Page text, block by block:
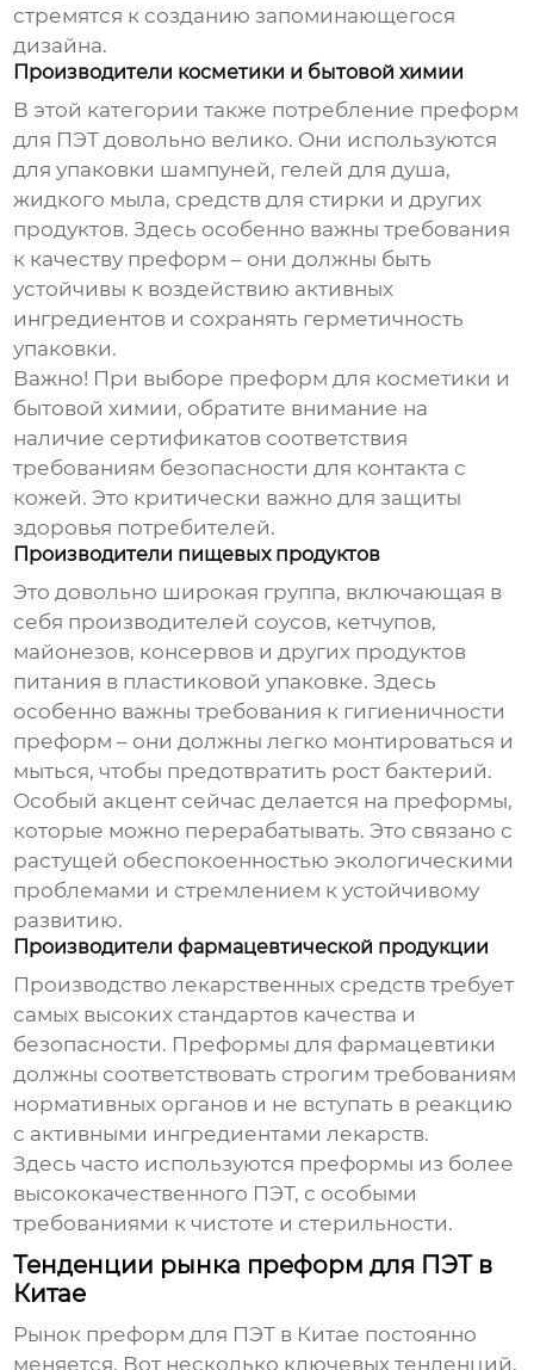
стремятся к созданию запоминающегося
дизайна.
Производители косметики и бытовой химии
В этой категории также потребление преформ
для ПЭТ довольно велико. Они используются
для упаковки шампуней, гелей для душа,
жидкого мыла, средств для стирки и других
продуктов. Здесь особенно важны требования
к качеству преформ – они должны быть
устойчивы к воздействию активных
ингредиентов и сохранять герметичность
упаковки.
Важно! При выборе преформ для косметики и
бытовой химии, обратите внимание на
наличие сертификатов соответствия
требованиям безопасности для контакта с
кожей. Это критически важно для защиты
здоровья потребителей.
Производители пищевых продуктов
Это довольно широкая группа, включающая в
себя производителей соусов, кетчупов,
майонезов, консервов и других продуктов
питания в пластиковой упаковке. Здесь
особенно важны требования к гигиеничности
преформ – они должны легко монтироваться и
мыться, чтобы предотвратить рост бактерий.
Особый акцент сейчас делается на преформы,
которые можно перерабатывать. Это связано с
растущей обеспокоенностью экологическими
проблемами и стремлением к устойчивому
развитию.
Производители фармацевтической продукции
Производство лекарственных средств требует
самых высоких стандартов качества и
безопасности. Преформы для фармацевтики
должны соответствовать строгим требованиям
нормативных органов и не вступать в реакцию
с активными ингредиентами лекарств.
Здесь часто используются преформы из более
высококачественного ПЭТ, с особыми
требованиями к чистоте и стерильности.
Тенденции рынка преформ для ПЭТ в
Китае
Рынок преформ для ПЭТ в Китае постоянно
меняется. Вот несколько ключевых тенденций,